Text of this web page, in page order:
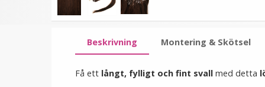
Beskrivning Montering & Skötsel
Få ett långt, fylligt och fint svall med detta